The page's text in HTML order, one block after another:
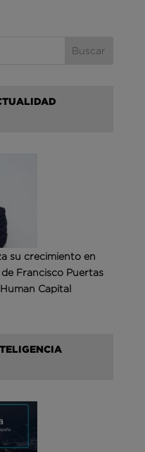
su crecimiento en
Francisco Puertas
Capital